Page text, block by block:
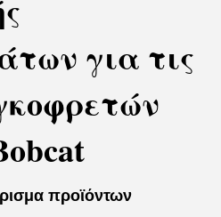
για τις
προϊόντων